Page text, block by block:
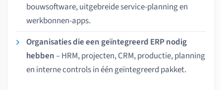
bouwsoftware, uitgebreide service-planning en
werkbonnen-apps.
Organisaties die een geïntegreerd ERP nodig
hebben– HRM, projecten, CRM, productie, planning
en interne controls in één geïntegreerd pakket.